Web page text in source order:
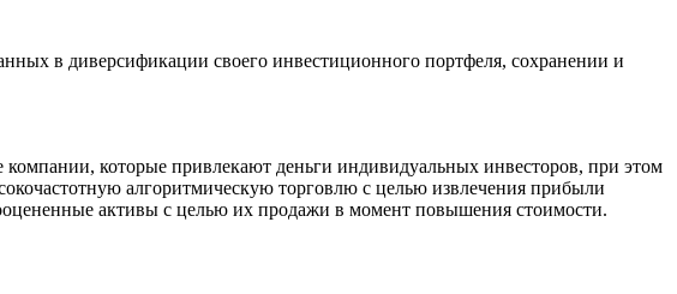
в диверсификации своего инвестиционного портфеля, сохранении и
которые привлекают деньги индивидуальных инвесторов, при этом
алгоритмическую торговлю с целью извлечения прибыли
активы с целью их продажи в момент повышения стоимости.